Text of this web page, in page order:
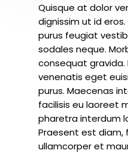
Quisque at dolor
dignissim ut id
purus feugiat
sodales neque.
consequat gravida.
venenatis eget
purus. Maecenas
facilisis eu laoreet
pharetra interdum
Praesent est diam,
ullamcorper et